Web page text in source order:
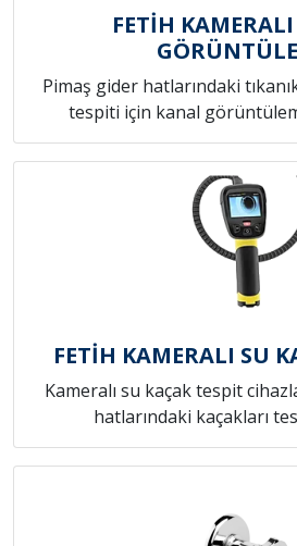
FETİH
Pimaş gider hatlarındaki
tespiti için kanal
FETİH KAMERALI SU
Kameralı su kaçak tespit
hatlarındaki kaçakları